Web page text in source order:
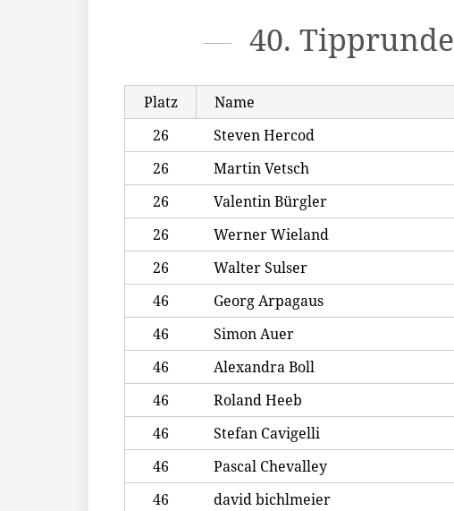
40. Tipprunde
Platz Name
26
Steven Hercod
26
Martin Vetsch
26
Valentin Bürgler
26
Werner Wieland
26
Walter Sulser
46
Georg Arpagaus
46
Simon Auer
46
Alexandra Boll
46
Roland Heeb
46
Stefan Cavigelli
46
Pascal Chevalley
46
david bichlmeier